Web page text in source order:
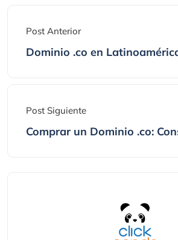
Post Anterior
Dominio .co en
Post Siguiente
Comprar un Dominio .co: